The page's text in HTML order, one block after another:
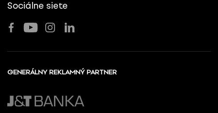
Sociálne siete
GENERÁLNY REKLAMNÝ PARTNER